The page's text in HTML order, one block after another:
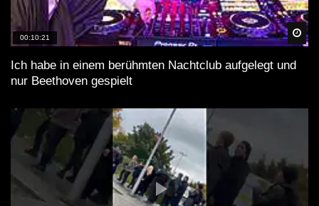
00:10:21
Ich habe in einem berühmten Nachtclub aufgelegt und
nur Beethoven gespielt